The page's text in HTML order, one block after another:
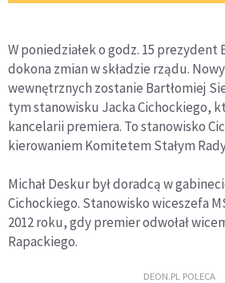
W poniedziałek o godz. 15 prezydent
dokona zmian w składzie rządu.
wewnętrznych zostanie Bartłomiej
tym stanowisku Jacka Cichockiego,
kancelarii premiera. To stanowisko
kierowaniem Komitetem Stałym
Michał Deskur był doradcą w
Cichockiego. Stanowisko wiceszefa
2012 roku, gdy premier odwołał
Rapackiego.
DEON.PL POLECA